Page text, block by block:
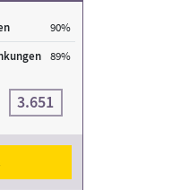
90%
89%
3.651